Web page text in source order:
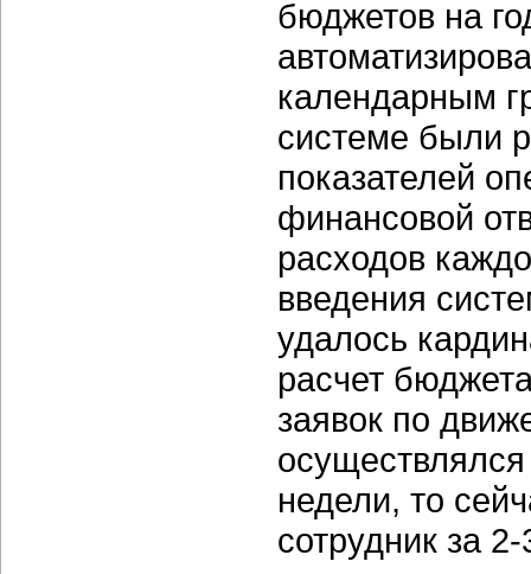
бюджетов на
календарным
системе были
показателей
финансовой
расходов
введения
удалось
расчет
заявок по
недели, то
сотрудник за